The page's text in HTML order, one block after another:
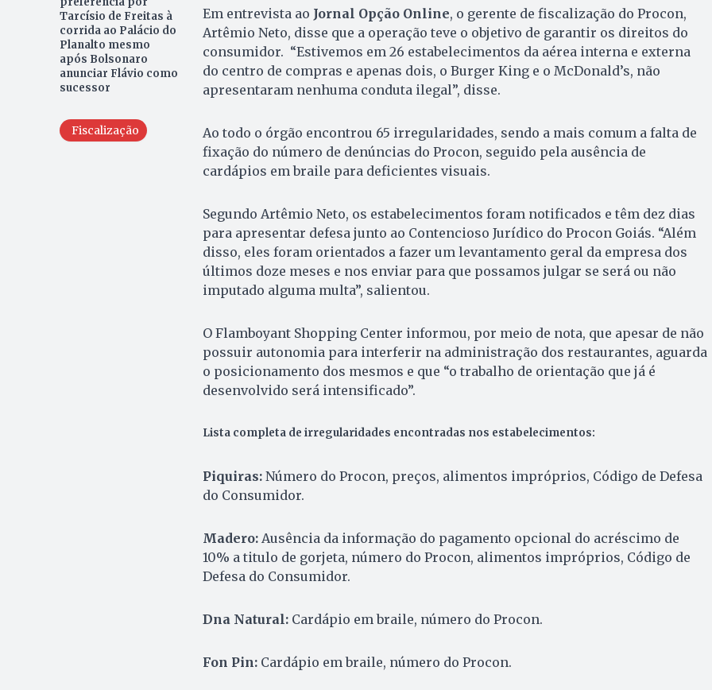
Tarcísio de Freitas à
corrida ao Palácio do
Planalto mesmo
após Bolsonaro
anunciar Flávio como
sucessor
Fiscalização
Em entrevista ao Jornal Opção Online, o gerente de fiscalização do Procon,
Artêmio Neto, disse que a operação teve o objetivo de garantir os direitos do
consumidor. “Estivemos em 26 estabelecimentos da aérea interna e externa
do centro de compras e apenas dois, o Burger King e o McDonald’s, não
apresentaram nenhuma conduta ilegal”, disse.
Ao todo o órgão encontrou 65 irregularidades, sendo a mais comum a falta de
fixação do número de denúncias do Procon, seguido pela ausência de
cardápios em braile para deficientes visuais.
Segundo Artêmio Neto, os estabelecimentos foram notificados e têm dez dias
para apresentar defesa junto ao Contencioso Jurídico do Procon Goiás. “Além
disso, eles foram orientados a fazer um levantamento geral da empresa dos
últimos doze meses e nos enviar para que possamos julgar se será ou não
imputado alguma multa”, salientou.
O Flamboyant Shopping Center informou, por meio de nota, que apesar de não
possuir autonomia para interferir na administração dos restaurantes, aguarda
o posicionamento dos mesmos e que “o trabalho de orientação que já é
desenvolvido será intensificado”.
Lista completa de irregularidades encontradas nos estabelecimentos:
Piquiras:Número do Procon, preços, alimentos impróprios, Código de Defesa
do Consumidor.
Madero:Ausência da informação do pagamento opcional do acréscimo de
10% a titulo de gorjeta, número do Procon, alimentos impróprios, Código de
Defesa do Consumidor.
Dna Natural:Cardápio em braile, número do Procon.
Fon Pin:Cardápio em braile, número do Procon.